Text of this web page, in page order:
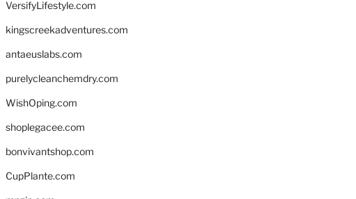
VersifyLifestyle.com
kingscreekadventures.com
antaeuslabs.com
purelycleanchemdry.com
WishOping.com
shoplegacee.com
bonvivantshop.com
CupPlante.com